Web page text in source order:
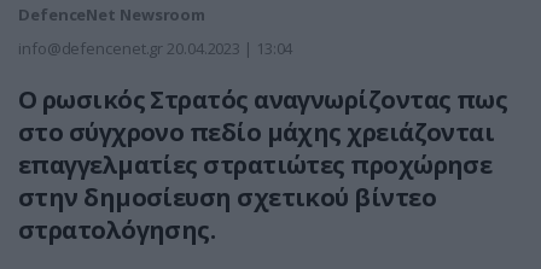
DefenceNet Newsroom
info@defencenet.gr 20.04.2023 | 13:04
Ο ρωσικός Στρατός αναγνωρίζοντας πως
στο σύγχρονο πεδίο μάχης χρειάζονται
επαγγελματίες στρατιώτες προχώρησε
στην δημοσίευση σχετικού βίντεο
στρατολόγησης.